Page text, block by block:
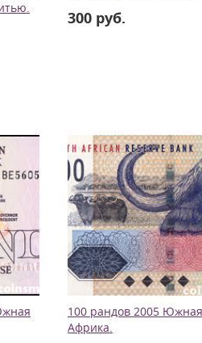
300 руб.
100 рандов 2005 Южная
Африка.